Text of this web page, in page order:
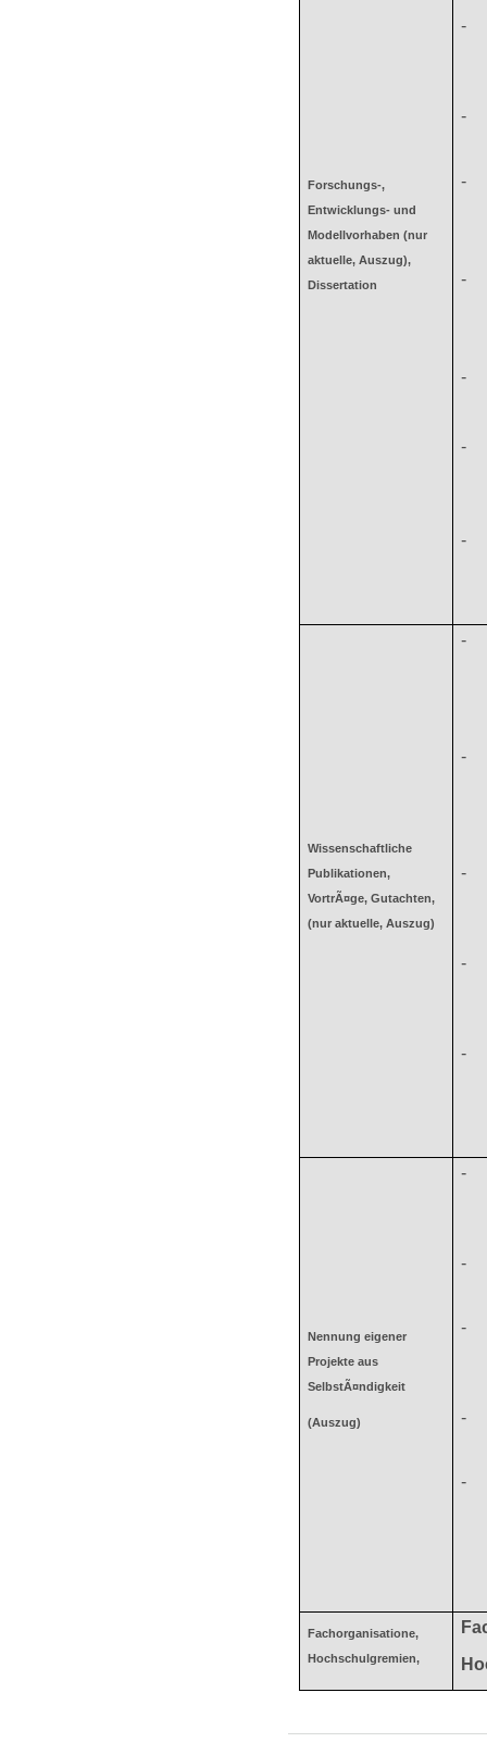
Forschungs-,
Entwicklungs- und
Modellvorhaben (nur
aktuelle, Auszug),
Dissertation
-
-
-
-
-
-
-
Wissenschaftliche
Publikationen,
VortrÃ¤ge, Gutachten,
(nur aktuelle, Auszug)
-
-
-
-
-
Nennung eigener
Projekte aus
SelbstÃ¤ndigkeit
(Auszug)
-
-
-
-
-
Fachorganisatione,
Hochschulgremien,